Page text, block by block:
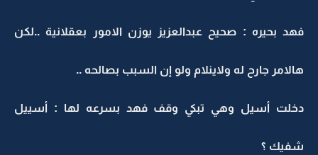
فهد بحيره : صحيح عبدالعزيز يوزن الامور بعقلانية ..لكن
هالامر جارح له ولاينلام ولو إن السبب بصالحه ..
دخلت أسيل وهي تبكي وقف فهد بسرعه لها : أسييل
شفيك ؟